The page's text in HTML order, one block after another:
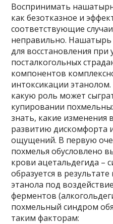
Воспринимать
как безотказное и
соответствующие
неправильно.
для восстановления при
посталкогольных
компонентов
интоксикации
какую роль может
купировании
знать, какие изменения
развитию дискомфорта
ощущений. В первую
похмелья обусловлено
крови ацетальдегида –
образуется в
этанола под
ферментов
похмельный синдром
таким факторам: